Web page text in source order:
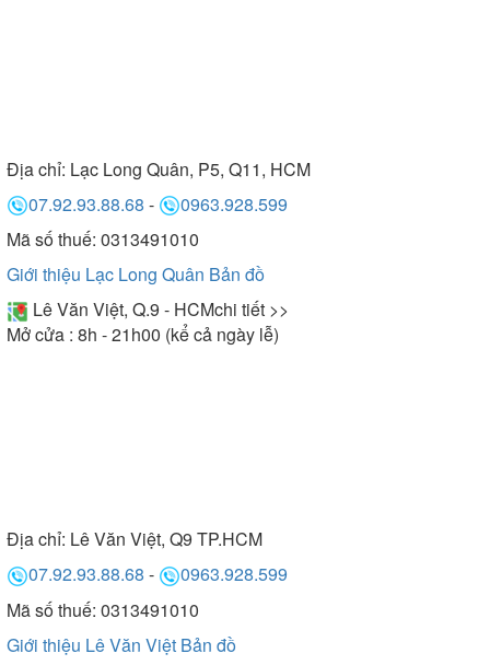
Địa chỉ: Lạc Long Quân, P5, Q11, HCM
07.92.93.88.68 -
0963.928.599
Mã số thuế: 0313491010
Giới thiệu Lạc Long Quân Bản đồ
Lê Văn Việt, Q.9 - HCMchi tiết >>
Mở cửa : 8h - 21h00 (kể cả ngày lễ)
Địa chỉ: Lê Văn Việt, Q9 TP.HCM
07.92.93.88.68 -
0963.928.599
Mã số thuế: 0313491010
Giới thiệu Lê Văn Việt Bản đồ